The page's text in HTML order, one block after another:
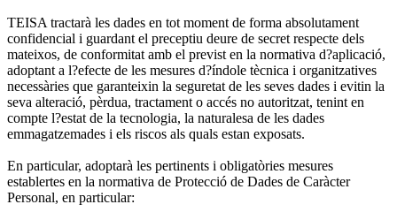
TEISA tractarà les dades en tot moment de forma absolutament
confidencial i guardant el preceptiu deure de secret respecte dels
mateixos, de conformitat amb el previst en la normativa d?aplicació,
adoptant a l?efecte de les mesures d?índole tècnica i organitzatives
necessàries que garanteixin la seguretat de les seves dades i evitin la
seva alteració, pèrdua, tractament o accés no autoritzat, tenint en
compte l?estat de la tecnologia, la naturalesa de les dades
emmagatzemades i els riscos als quals estan exposats.
En particular, adoptarà les pertinents i obligatòries mesures
establertes en la normativa de Protecció de Dades de Caràcter
Personal, en particular: